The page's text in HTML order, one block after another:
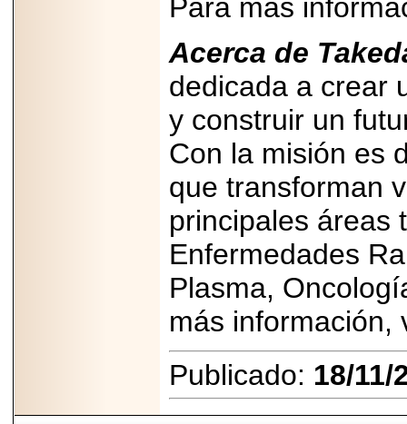
Para más
Acerca de
dedicada a crear
y construir un
Con la misión es
que transforman
principales áreas
Enfermedades
Plasma,
más información,
Publicado: 18/11/